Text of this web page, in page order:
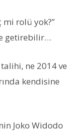
mi rolü yok?”
getirebilir…
ne 2014 ve
kendisine
Joko Widodo